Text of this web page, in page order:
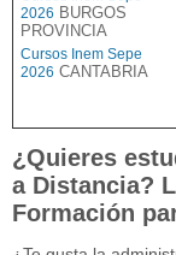
2026 BURGOS
PROVINCIA
Cursos Inem Sepe
2026 CANTABRIA
¿Quieres
a Distancia?
Formación